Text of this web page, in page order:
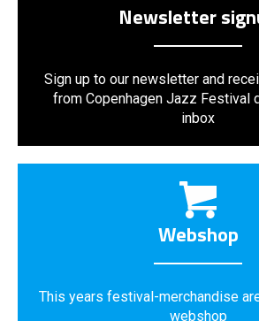
Newsletter
Sign up to our newsletter and
from Copenhagen Jazz Festival
inbox
Webshop
This years festival-merchandise
webshop